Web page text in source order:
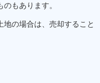
もあります。
の場合は、売却すること